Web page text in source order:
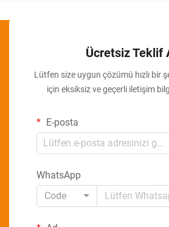
Ücretsiz Teklif
Lütfen size uygun çözümü hızlı bir
için eksiksiz ve geçerli iletişim
E-posta
WhatsApp
Code